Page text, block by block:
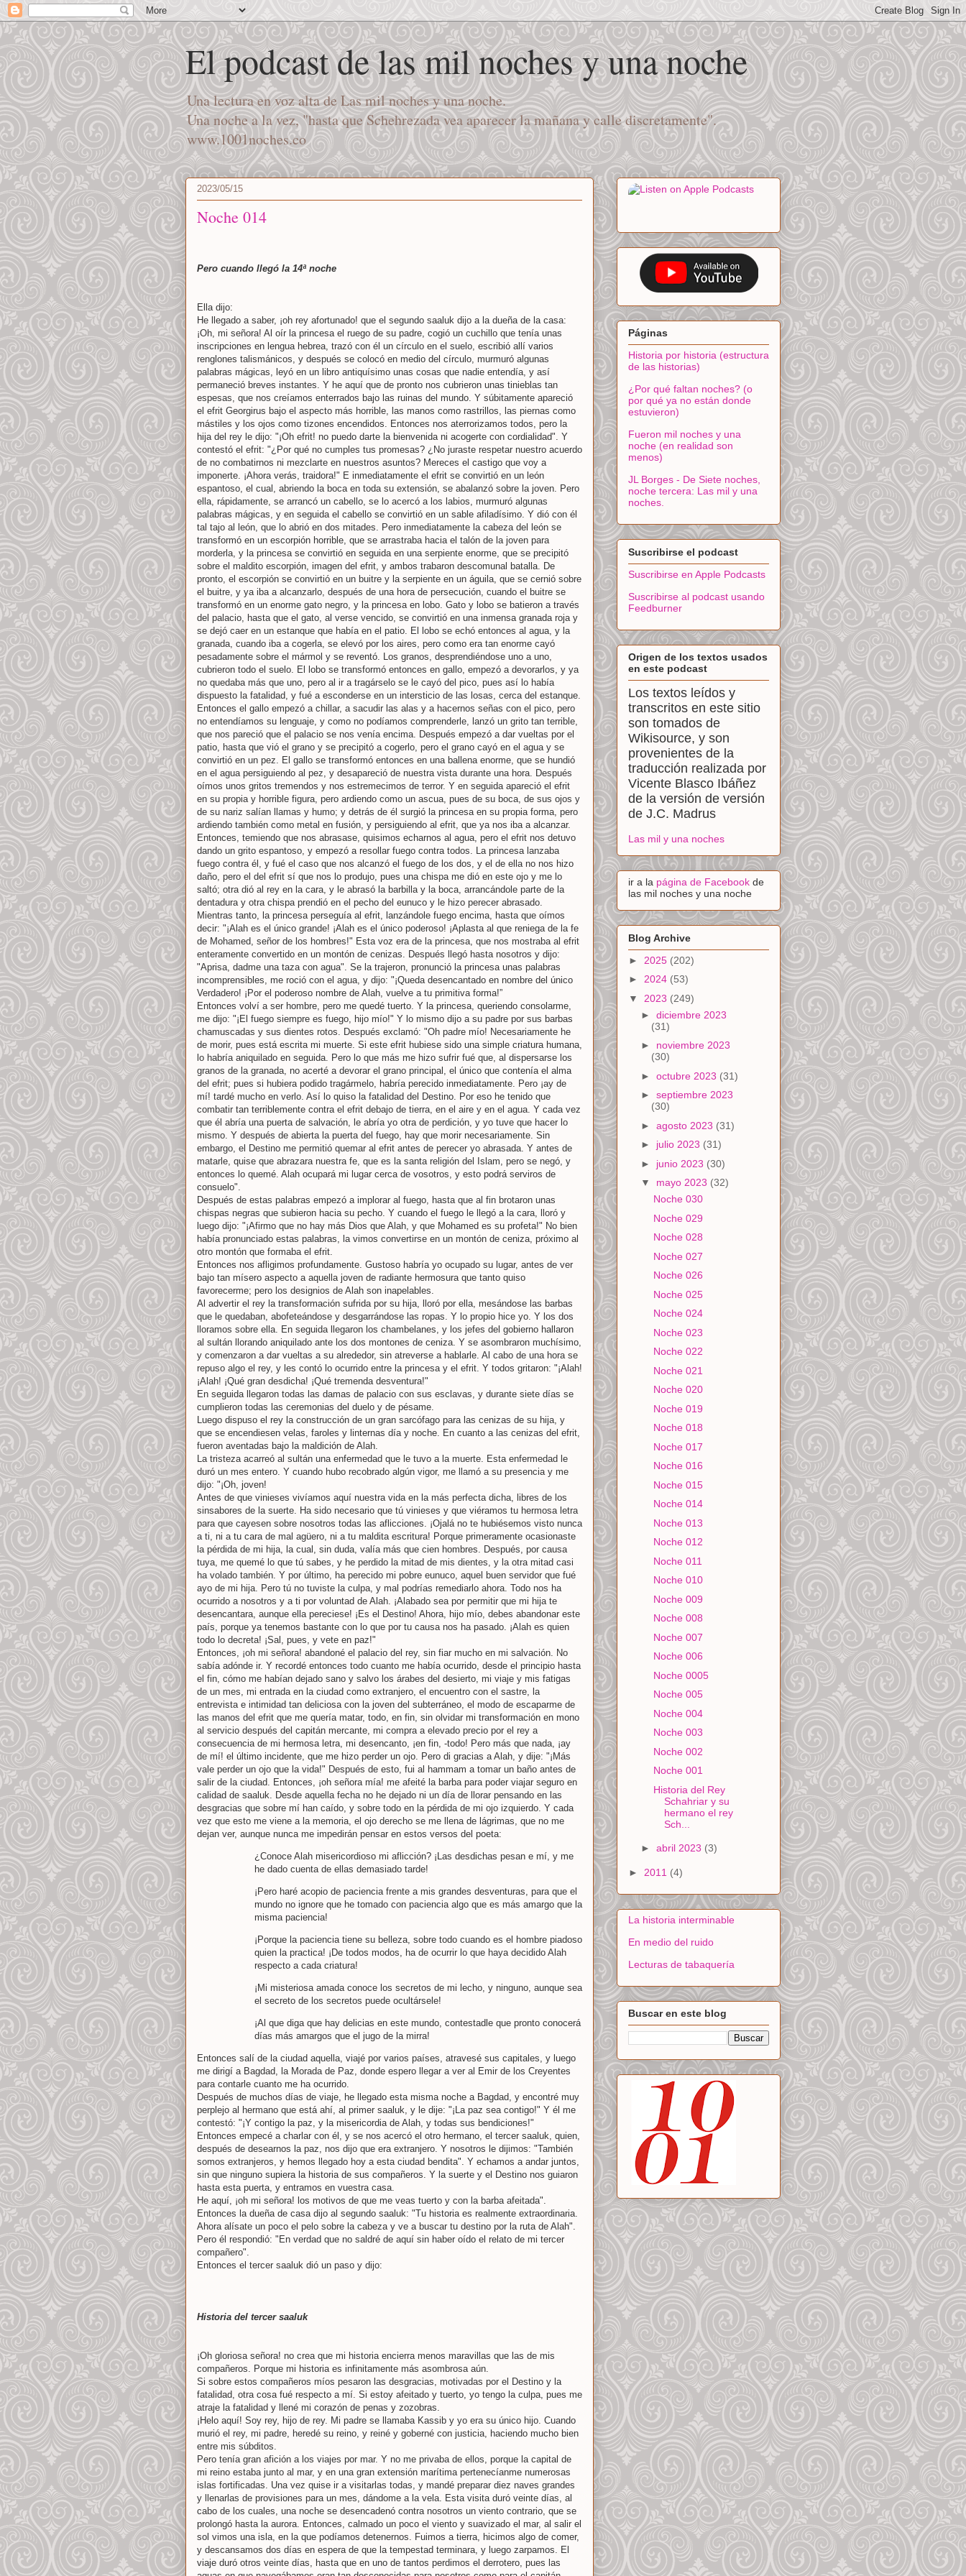
El podcast de las mil noches y una noche
Una lectura en voz alta de Las mil noches y una noche.
Una noche a la vez, "hasta que Schehrezada vea aparecer la mañana y calle discretamente".
www.1001noches.co
2023/05/15
Noche 014
Pero cuando llegó la 14ª noche
Ella dijo:
He llegado a saber, ¡oh rey afortunado! que el segundo saaluk dijo a la dueña de la casa:
¡Oh, mi señora! Al oír la princesa el ruego de su padre, cogió un cuchillo que tenía unas
inscripciones en lengua hebrea, trazó con él un círculo en el suelo, escribió allí varios
renglones talismánicos, y después se colocó en medio del círculo, murmuró algunas
palabras mágicas, leyó en un libro antiquísimo unas cosas que nadie entendía, y así
permaneció breves instantes. Y he aquí que de pronto nos cubrieron unas tinieblas tan
espesas, que nos creíamos enterrados bajo las ruinas del mundo. Y súbitamente apareció
el efrit Georgirus bajo el aspecto más horrible, las manos como rastrillos, las piernas como
mástiles y los ojos como tizones encendidos. Entonces nos aterrorizamos todos, pero la
hija del rey le dijo: "¡Oh efrit! no puedo darte la bienvenida ni acogerte con cordialidad". Y
contestó el efrit: "¿Por qué no cumples tus promesas? ¿No juraste respetar nuestro acuerdo
de no combatirnos ni mezclarte en nuestros asuntos? Mereces el castigo que voy a
imponerte. ¡Ahora verás, traidora!" E inmediatamente el efrit se convirtió en un león
espantoso, el cual, abriendo la boca en toda su extensión, se abalanzó sobre la joven. Pero
ella, rápidamente, se arrancó un cabello, se lo acercó a los labios, murmuró algunas
palabras mágicas, y en seguida el cabello se convirtió en un sable afiladísimo. Y dió con él
tal tajo al león, que lo abrió en dos mitades. Pero inmediatamente la cabeza del león se
transformó en un escorpión horrible, que se arrastraba hacia el talón de la joven para
morderla, y la princesa se convirtió en seguida en una serpiente enorme, que se precipitó
sobre el maldito escorpión, imagen del efrit, y ambos trabaron descomunal batalla. De
pronto, el escorpión se convirtió en un buitre y la serpiente en un águila, que se cernió sobre
el buitre, y ya iba a alcanzarlo, después de una hora de persecución, cuando el buitre se
transformó en un enorme gato negro, y la princesa en lobo. Gato y lobo se batieron a través
del palacio, hasta que el gato, al verse vencido, se convirtió en una inmensa granada roja y
se dejó caer en un estanque que había en el patio. El lobo se echó entonces al agua, y la
granada, cuando iba a cogerla, se elevó por los aires, pero como era tan enorme cayó
pesadamente sobre el mármol y se reventó. Los granos, desprendiéndose uno a uno,
cubrieron todo el suelo. El lobo se transformó entonces en gallo, empezó a devorarlos, y ya
no quedaba más que uno, pero al ir a tragárselo se le cayó del pico, pues así lo había
dispuesto la fatalidad, y fué a esconderse en un intersticio de las losas, cerca del estanque.
Entonces el gallo empezó a chillar, a sacudir las alas y a hacernos señas con el pico, pero
no entendíamos su lenguaje, y como no podíamos comprenderle, lanzó un grito tan terrible,
que nos pareció que el palacio se nos venía encima. Después empezó a dar vueltas por el
patio, hasta que vió el grano y se precipitó a cogerlo, pero el grano cayó en el agua y se
convirtió en un pez. El gallo se transformó entonces en una ballena enorme, que se hundió
en el agua persiguiendo al pez, y desapareció de nuestra vista durante una hora. Después
oímos unos gritos tremendos y nos estremecimos de terror. Y en seguida apareció el efrit
en su propia y horrible figura, pero ardiendo como un ascua, pues de su boca, de sus ojos y
de su nariz salían llamas y humo; y detrás de él surgió la princesa en su propia forma, pero
ardiendo también como metal en fusión, y persiguiendo al efrit, que ya nos iba a alcanzar.
Entonces, temiendo que nos abrasase, quisimos echarnos al agua, pero el efrit nos detuvo
dando un grito espantoso, y empezó a resollar fuego contra todos. La princesa lanzaba
fuego contra él, y fué el caso que nos alcanzó el fuego de los dos, y el de ella no nos hizo
daño, pero el del efrit sí que nos lo produjo, pues una chispa me dió en este ojo y me lo
saltó; otra dió al rey en la cara, y le abrasó la barbilla y la boca, arrancándole parte de la
dentadura y otra chispa prendió en el pecho del eunuco y le hizo perecer abrasado.
Mientras tanto, la princesa perseguía al efrit, lanzándole fuego encima, hasta que oímos
decir: "¡Alah es el único grande! ¡Alah es el único poderoso! ¡Aplasta al que reniega de la fe
de Mohamed, señor de los hombres!" Esta voz era de la princesa, que nos mostraba al efrit
enteramente convertido en un montón de cenizas. Después llegó hasta nosotros y dijo:
"Aprisa, dadme una taza con agua". Se la trajeron, pronunció la princesa unas palabras
incomprensibles, me roció con el agua, y dijo: "¡Queda desencantado en nombre del único
Verdadero! ¡Por el poderoso nombre de Alah, vuelve a tu primitiva forma!”
Entonces volví a ser hombre, pero me quedé tuerto. Y la princesa, queriendo consolarme,
me dijo: "¡El fuego siempre es fuego, hijo mío!" Y lo mismo dijo a su padre por sus barbas
chamuscadas y sus dientes rotos. Después exclamó: "Oh padre mío! Necesariamente he
de morir, pues está escrita mi muerte. Si este efrit hubiese sido una simple criatura humana,
lo habría aniquilado en seguida. Pero lo que más me hizo sufrir fué que, al dispersarse los
granos de la granada, no acerté a devorar el grano principal, el único que contenía el alma
del efrit; pues si hubiera podido tragármelo, habría perecido inmediatamente. Pero ¡ay de
mí! tardé mucho en verlo. Así lo quiso la fatalidad del Destino. Por eso he tenido que
combatir tan terriblemente contra el efrit debajo de tierra, en el aire y en el agua. Y cada vez
que él abría una puerta de salvación, le abría yo otra de perdición, y yo tuve que hacer lo
mismo. Y después de abierta la puerta del fuego, hay que morir necesariamente. Sin
embargo, el Destino me permitió quemar al efrit antes de perecer yo abrasada. Y antes de
matarle, quise que abrazara nuestra fe, que es la santa religión del Islam, pero se negó, y
entonces lo quemé. Alah ocupará mi lugar cerca de vosotros, y esto podrá serviros de
consuelo".
Después de estas palabras empezó a implorar al fuego, hasta que al fin brotaron unas
chispas negras que subieron hacia su pecho. Y cuando el fuego le llegó a la cara, lloró y
luego dijo: "¡Afirmo que no hay más Dios que Alah, y que Mohamed es su profeta!" No bien
había pronunciado estas palabras, la vimos convertirse en un montón de ceniza, próximo al
otro montón que formaba el efrit.
Entonces nos afligimos profundamente. Gustoso habría yo ocupado su lugar, antes de ver
bajo tan mísero aspecto a aquella joven de radiante hermosura que tanto quiso
favorecerme; pero los designios de Alah son inapelables.
Al advertir el rey la transformación sufrida por su hija, lloró por ella, mesándose las barbas
que le quedaban, abofeteándose y desgarrándose las ropas. Y lo propio hice yo. Y los dos
lloramos sobre ella. En seguida llegaron los chambelanes, y los jefes del gobierno hallaron
al sultán llorando aniquilado ante los dos montones de ceniza. Y se asombraron muchísimo,
y comenzaron a dar vueltas a su alrededor, sin atreverse a hablarle. Al cabo de una hora se
repuso algo el rey, y les contó lo ocurrido entre la princesa y el efrit. Y todos gritaron: "¡Alah!
¡Alah! ¡Qué gran desdicha! ¡Qué tremenda desventura!"
En seguida llegaron todas las damas de palacio con sus esclavas, y durante siete días se
cumplieron todas las ceremonias del duelo y de pésame.
Luego dispuso el rey la construcción de un gran sarcófago para las cenizas de su hija, y
que se encendiesen velas, faroles y linternas día y noche. En cuanto a las cenizas del efrit,
fueron aventadas bajo la maldición de Alah.
La tristeza acarreó al sultán una enfermedad que le tuvo a la muerte. Esta enfermedad le
duró un mes entero. Y cuando hubo recobrado algún vigor, me llamó a su presencia y me
dijo: "¡Oh, joven!
Antes de que vinieses vivíamos aquí nuestra vida en la más perfecta dicha, libres de los
sinsabores de la suerte. Ha sido necesario que tú vinieses y que viéramos tu hermosa letra
para que cayesen sobre nosotros todas las aflicciones. ¡Ojalá no te hubiésemos visto nunca
a ti, ni a tu cara de mal agüero, ni a tu maldita escritura! Porque primeramente ocasionaste
la pérdida de mi hija, la cual, sin duda, valía más que cien hombres. Después, por causa
tuya, me quemé lo que tú sabes, y he perdido la mitad de mis dientes, y la otra mitad casi
ha volado también. Y por último, ha perecido mi pobre eunuco, aquel buen servidor que fué
ayo de mi hija. Pero tú no tuviste la culpa, y mal podrías remediarlo ahora. Todo nos ha
ocurrido a nosotros y a ti por voluntad de Alah. ¡Alabado sea por permitir que mi hija te
desencantara, aunque ella pereciese! ¡Es el Destino! Ahora, hijo mío, debes abandonar este
país, porque ya tenemos bastante con lo que por tu causa nos ha pasado. ¡Alah es quien
todo lo decreta! ¡Sal, pues, y vete en paz!"
Entonces, ¡oh mi señora! abandoné el palacio del rey, sin fiar mucho en mi salvación. No
sabía adónde ir. Y recordé entonces todo cuanto me había ocurrido, desde el principio hasta
el fin, cómo me habían dejado sano y salvo los árabes del desierto, mi viaje y mis fatigas
de un mes, mi entrada en la ciudad como extranjero, el encuentro con el sastre, la
entrevista e intimidad tan deliciosa con la joven del subterráneo, el modo de escaparme de
las manos del efrit que me quería matar, todo, en fin, sin olvidar mi transformación en mono
al servicio después del capitán mercante, mi compra a elevado precio por el rey a
consecuencia de mi hermosa letra, mi desencanto, ¡en fin, -todo! Pero más que nada, ¡ay
de mí! el último incidente, que me hizo perder un ojo. Pero di gracias a Alah, y dije: "¡Más
vale perder un ojo que la vida!" Después de esto, fui al hammam a tomar un baño antes de
salir de la ciudad. Entonces, ¡oh señora mía! me afeité la barba para poder viajar seguro en
calidad de saaluk. Desde aquella fecha no he dejado ni un día de llorar pensando en las
desgracias que sobre mí han caído, y sobre todo en la pérdida de mi ojo izquierdo. Y cada
vez que esto me viene a la memoria, el ojo derecho se me llena de lágrimas, que no me
dejan ver, aunque nunca me impedirán pensar en estos versos del poeta:
¿Conoce Alah misericordioso mi aflicción? ¡Las desdichas pesan e mí, y me
he dado cuenta de ellas demasiado tarde!
¡Pero haré acopio de paciencia frente a mis grandes desventuras, para que el
mundo no ignore que he tomado con paciencia algo que es más amargo que la
misma paciencia!
¡Porque la paciencia tiene su belleza, sobre todo cuando es el hombre piadoso
quien la practica! ¡De todos modos, ha de ocurrir lo que haya decidido Alah
respecto a cada criatura!
¡Mi misteriosa amada conoce los secretos de mi lecho, y ninguno, aunque sea
el secreto de los secretos puede ocultársele!
¡Al que diga que hay delicias en este mundo, contestadle que pronto conocerá
días más amargos que el jugo de la mirra!
Entonces salí de la ciudad aquella, viajé por varios países, atravesé sus capitales, y luego
me dirigí a Bagdad, la Morada de Paz, donde espero llegar a ver al Emir de los Creyentes
para contarle cuanto me ha ocurrido.
Después de muchos días de viaje, he llegado esta misma noche a Bagdad, y encontré muy
perplejo al hermano que está ahí, al primer saaluk, y le dije: "¡La paz sea contigo!" Y él me
contestó: "¡Y contigo la paz, y la misericordia de Alah, y todas sus bendiciones!"
Entonces empecé a charlar con él, y se nos acercó el otro hermano, el tercer saaluk, quien,
después de desearnos la paz, nos dijo que era extranjero. Y nosotros le dijimos: "También
somos extranjeros, y hemos llegado hoy a esta ciudad bendita". Y echamos a andar juntos,
sin que ninguno supiera la historia de sus compañeros. Y la suerte y el Destino nos guiaron
hasta esta puerta, y entramos en vuestra casa.
He aquí, ¡oh mi señora! los motivos de que me veas tuerto y con la barba afeitada".
Entonces la dueña de casa dijo al segundo saaluk: "Tu historia es realmente extraordinaria.
Ahora alísate un poco el pelo sobre la cabeza y ve a buscar tu destino por la ruta de Alah".
Pero él respondió: "En verdad que no saldré de aquí sin haber oído el relato de mi tercer
compañero".
Entonces el tercer saaluk dió un paso y dijo:
Historia del tercer saaluk
¡Oh gloriosa señora! no crea que mi historia encierra menos maravillas que las de mis
compañeros. Porque mi historia es infinitamente más asombrosa aún.
Si sobre estos compañeros míos pesaron las desgracias, motivadas por el Destino y la
fatalidad, otra cosa fué respecto a mí. Si estoy afeitado y tuerto, yo tengo la culpa, pues me
atraje la fatalidad y llené mi corazón de penas y zozobras.
¡Helo aquí! Soy rey, hijo de rey. Mi padre se llamaba Kassib y yo era su único hijo. Cuando
murió el rey, mi padre, heredé su reino, y reiné y goberné con justicia, haciendo mucho bien
entre mis súbditos.
Pero tenía gran afición a los viajes por mar. Y no me privaba de ellos, porque la capital de
mi reino estaba junto al mar, y en una gran extensión marítima pertenecíanme numerosas
islas fortificadas. Una vez quise ir a visitarlas todas, y mandé preparar diez naves grandes
y llenarlas de provisiones para un mes, dándome a la vela. Esta visita duró veinte días, al
cabo de los cuales, una noche se desencadenó contra nosotros un viento contrario, que se
prolongó hasta la aurora. Entonces, calmado un poco el viento y suavizado el mar, al salir el
sol vimos una isla, en la que podíamos detenernos. Fuimos a tierra, hicimos algo de comer,
y descansamos dos días en espera de que la tempestad terminara, y luego zarpamos. El
viaje duró otros veinte días, hasta que en uno de tantos perdimos el derrotero, pues las
Páginas
Historia por historia (estructura
de las historias)
¿Por qué faltan noches? (o
por qué ya no están donde
estuvieron)
Fueron mil noches y una
noche (en realidad son
menos)
JL Borges - De Siete noches,
noche tercera: Las mil y una
noches.
Suscribirse el podcast
Suscribirse en Apple Podcasts
Suscribirse al podcast usando
Feedburner
Origen de los textos usados
en este podcast
Los textos leídos y
transcritos en este sitio
son tomados de
Wikisource, y son
provenientes de la
traducción realizada por
Vicente Blasco Ibáñez
de la versión de versión
de J.C. Madrus
Las mil y una noches
ir a la página de Facebook de
las mil noches y una noche
Blog Archive
► 2025 (202)
► 2024 (53)
▼ 2023 (249)
► diciembre 2023
(31)
► noviembre 2023
(30)
► octubre 2023 (31)
► septiembre 2023
(30)
► agosto 2023 (31)
► julio 2023 (31)
► junio 2023 (30)
▼ mayo 2023 (32)
Noche 030
Noche 029
Noche 028
Noche 027
Noche 026
Noche 025
Noche 024
Noche 023
Noche 022
Noche 021
Noche 020
Noche 019
Noche 018
Noche 017
Noche 016
Noche 015
Noche 014
Noche 013
Noche 012
Noche 011
Noche 010
Noche 009
Noche 008
Noche 007
Noche 006
Noche 0005
Noche 005
Noche 004
Noche 003
Noche 002
Noche 001
Historia del Rey
Schahriar y su
hermano el rey
Sch...
► abril 2023 (3)
► 2011 (4)
La historia interminable
En medio del ruido
Lecturas de tabaquería
Buscar en este blog